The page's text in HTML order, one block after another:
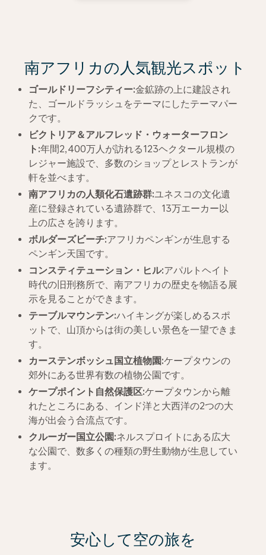
南アフリカの人気観光スポット
ゴールドリーフシティー:金鉱跡の上に建設され
た、ゴールドラッシュをテーマにしたテーマパー
クです。
ビクトリア＆アルフレッド・ウォーターフロン
ト :年間2,400万人が訪れる123ヘクタール規模の
レジャー施設で、多数のショップとレストランが
軒を並べます。
南アフリカの人類化石遺跡群:ユネスコの文化遺
産に登録されている遺跡群で、13万エーカー以
上の広さを誇ります。
ボルダーズビーチ:アフリカペンギンが生息する
ペンギン天国です。
コンスティテューション・ヒル:アパルトヘイト
時代の旧刑務所で、南アフリカの歴史を物語る展
示を見ることができます。
テーブルマウンテン:ハイキングが楽しめるスポ
ットで、山頂からは街の美しい景色を一望できま
す。
カーステンボッシュ国立植物園:ケープタウンの
郊外にある世界有数の植物公園です。
ケープポイント自然保護区:ケープタウンから離
れたところにある、インド洋と大西洋の2つの大
海が出会う合流点です。
クルーガー国立公園:ネルスプロイトにある広大
な公園で、数多くの種類の野生動物が生息してい
ます。
安心して空の旅を